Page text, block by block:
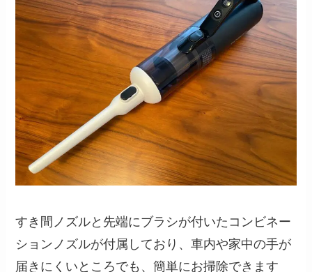
すき間ノズルと先端にブラシが付いたコンビネー
ションノズルが付属しており、車内や家中の手が
届きにくいところでも、簡単にお掃除できます